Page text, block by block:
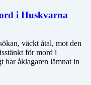
i Huskvarna
väckt åtal, mot den
för mord i
har åklagaren lämnat in